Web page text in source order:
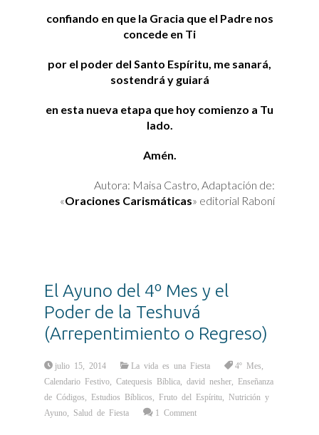
confiando en que la Gracia que el Padre nos
concede en Ti
por el poder del Santo Espíritu, me sanará,
sostendrá y guiará
en esta nueva etapa que hoy comienzo a Tu
lado.
Amén.
Autora: Maisa Castro, Adaptación de:
«Oraciones Carismáticas» editorial Raboní
El Ayuno del 4º Mes y el
Poder de la Teshuvá
(Arrepentimiento o Regreso)
julio 15, 2014 La vida es una Fiesta 4º Mes
Calendario Festivo ,Catequesis Bíblica ,david nesher
Enseñanza
de Códigos
Estudios Bíblicos Fruto del Espíritu
Nutrición y
Ayuno
Salud de Fiesta 1 Comment